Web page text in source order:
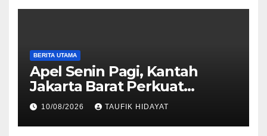
BERITA UTAMA
Apel Senin Pagi, Kantah
Jakarta Barat Perkuat
Disiplin dan Komitmen
Pelayanan
10/08/2026 TAUFIK HIDAYAT